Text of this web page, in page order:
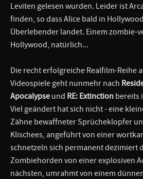
Leviten gelesen wurden. Leider ist
finden, so dass Alice bald in
Überlebender landet. Einem zombie-
Hollywood, natürlich...
Die recht erfolgreiche Realfilm-Reihe
Videospiele geht nunmehr nach
Apocalypse und RE: Extinction bereits
Viel geändert hat sich nicht - eine
Zähne bewaffneter Sprücheklopfer
Klischees, angeführt von einer
schnetzeln sich permanent dezimiert
Zombiehorden von einer explosiven
nächsten, umrahmt von einem